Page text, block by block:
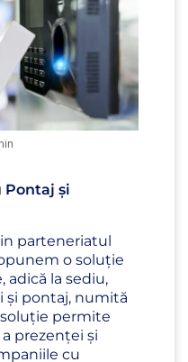
Pontaj și
parteneriatul
o soluție
adică la sediu,
și pontaj, numită
soluție permite
prezenței și
cu